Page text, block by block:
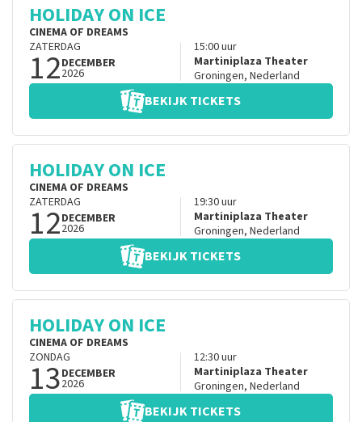
HOLIDAY ON ICE
CINEMA OF DREAMS
ZATERDAG
12DECEMBER
2026
15:00uur
Martiniplaza Theater
Groningen, Nederland
BEKIJK TICKETS
HOLIDAY ON ICE
CINEMA OF DREAMS
ZATERDAG
12DECEMBER
2026
19:30uur
Martiniplaza Theater
Groningen, Nederland
BEKIJK TICKETS
HOLIDAY ON ICE
CINEMA OF DREAMS
ZONDAG
13DECEMBER
2026
12:30uur
Martiniplaza Theater
Groningen, Nederland
BEKIJK TICKETS